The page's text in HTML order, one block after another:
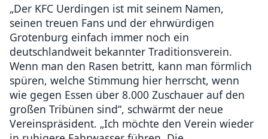
„Der KFC Uerdingen ist mit seinem Namen,
seinen treuen Fans und der ehrwürdigen
Grotenburg einfach immer noch ein
deutschlandweit bekannter Traditionsverein.
Wenn man den Rasen betritt, kann man förmlich
spüren, welche Stimmung hier herrscht, wenn
wie gegen Essen über 8.000 Zuschauer auf den
großen Tribünen sind“, schwärmt der neue
Vereinspräsident. „Ich möchte den Verein wieder